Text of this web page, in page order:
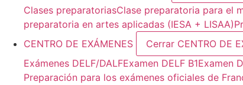
Clases preparatoriasClase preparatoria para el
preparatoria en artes aplicadas (IESA + LISAA)
CENTRO DE EXÁMENES
Cerrar CENTRO DE
Exámenes DELF/DALFExamen DELF B1Examen
Preparación para los exámenes oficiales de